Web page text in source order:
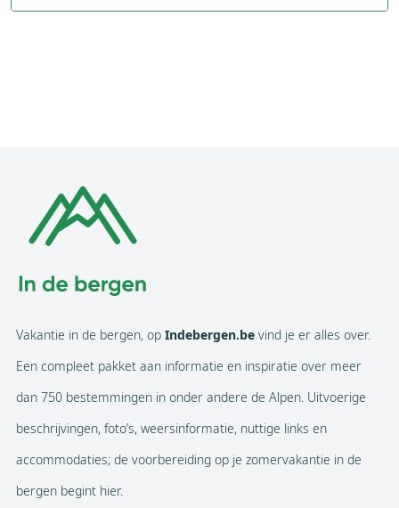
Bank
Geldautomaat
Internetcafé
Supermarkten
Discotheken
Casino
Vakantie in de bergen, op Indebergen.be vind je er alles over.
Een compleet pakket aan informatie en inspiratie over meer
dan 750 bestemmingen in onder andere de Alpen. Uitvoerige
beschrijvingen, foto’s, weersinformatie, nuttige links en
accommodaties; de voorbereiding op je zomervakantie in de
bergen begint hier.